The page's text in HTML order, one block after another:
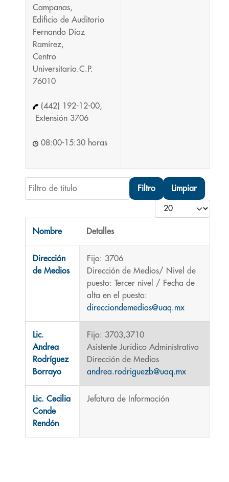
Campanas,
Edificio de Auditorio
Fernando Díaz
Ramírez,
Centro
Universitario.C.P.
76010
(442) 192-12-00,
Extensión 3706
08:00-15:30 horas
Filtro de título
Filtro Limpiar
Cantidad
Nombre Detalles
Dirección
de Medios
Fijo: 3706
Dirección de Medios/ Nivel de
puesto: Tercer nivel / Fecha de
alta en el puesto:
direcciondemedios@uaq.mx
Lic.
Andrea
Rodríguez
Borrayo
Fijo: 3703,3710
Asistente Jurídico Administrativo
Dirección de Medios
andrea.rodriguezb@uaq.mx
Lic. Cecilia
Conde
Rendón
Jefatura de Información